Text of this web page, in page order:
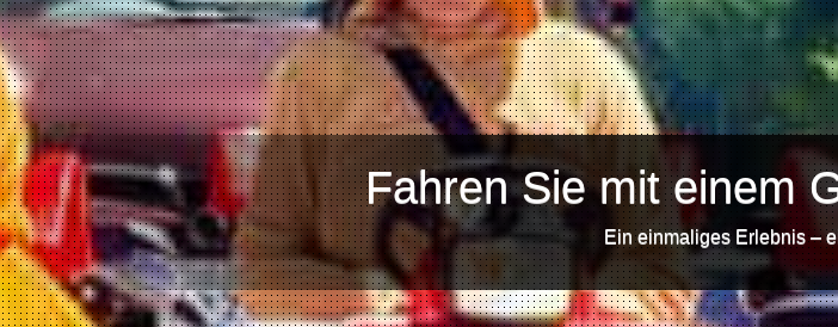
Fahren Sie mit einem
Ein einmaliges Erlebnis –